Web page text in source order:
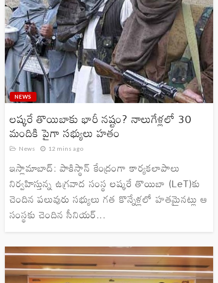
NEWS
లష్కరే తొయిబాకు భారీ నష్టం? నాలుగేళ్లలో 30
మందికి పైగా సభ్యులు హతం
News 12 mins ago
ఇస్లామాబాద్: పాకిస్థాన్ కేంద్రంగా కార్యకలాపాలు
నిర్వహిస్తున్న ఉగ్రవాద సంస్థ లష్కరే తొయిబా (LeT)కు
చెందిన పలువురు సభ్యులు గత కొన్నేళ్లలో హతమైనట్లు ఆ
సంస్థకు చెందిన సీనియర్...